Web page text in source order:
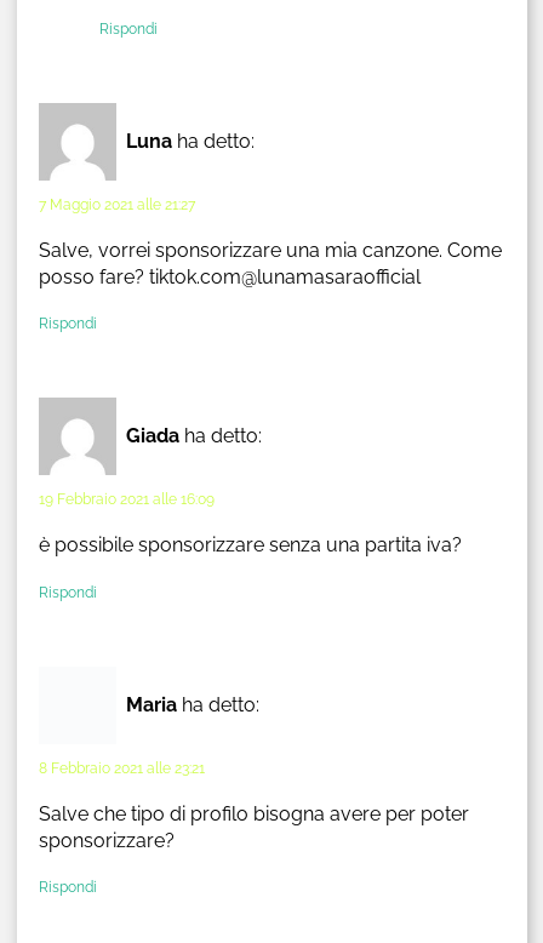
Rispondi
Luna ha detto:
7 Maggio 2021 alle 21:27
Salve, vorrei sponsorizzare una mia canzone. Come
posso fare? tiktok.com@lunamasaraofficial
Rispondi
Giada ha detto:
19 Febbraio 2021 alle 16:09
è possibile sponsorizzare senza una partita iva?
Rispondi
Maria ha detto:
8 Febbraio 2021 alle 23:21
Salve che tipo di profilo bisogna avere per poter
sponsorizzare?
Rispondi